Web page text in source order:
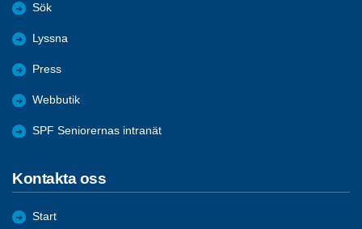
Sök
Lyssna
Press
Webbutik
SPF Seniorernas intranät
Kontakta oss
Start